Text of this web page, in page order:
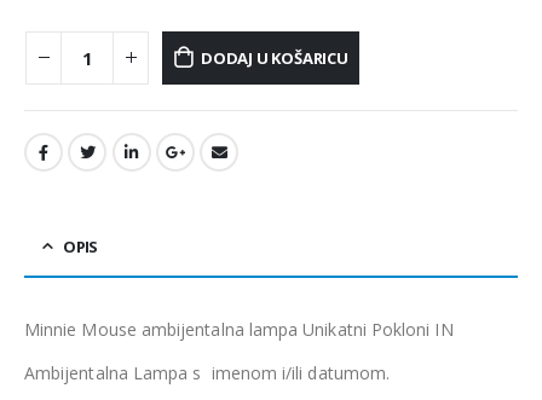
DODAJ U KOŠARICU
OPIS
Minnie Mouse ambijentalna lampa Unikatni Pokloni IN
Ambijentalna Lampa s imenom i/ili datumom.